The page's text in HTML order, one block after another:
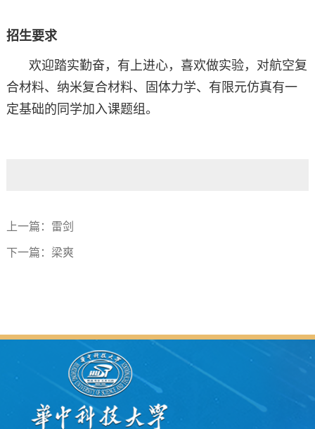
招生要求
欢迎踏实勤奋，有上进心，喜欢做实验，对航空复
合材料、纳米复合材料、固体力学、有限元仿真有一
定基础的同学加入课题组。
上一篇： 雷剑
下一篇： 梁爽